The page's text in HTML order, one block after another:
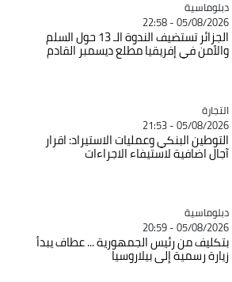
Catégorie
دبلوماسية
05/08/2026 - 22:58
الجزائر تستضيف الندوة الـ 13 حول السلم
والأمن في إفريقيا مطلع ديسمبر القادم
Catégorie
التجارة
05/08/2026 - 21:53
التوطين البنكي وعمليات الاستيراد: اقرار
آجال اضافية لاستيفاء الاجراءات
Catégorie
دبلوماسية
05/08/2026 - 20:59
بتكليف من رئيس الجمهورية ... عطاف يبدأ
زيارة رسمية إلى بيلاروسيا